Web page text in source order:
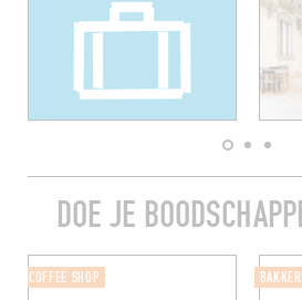
DOE JE
COFFEE SHOP